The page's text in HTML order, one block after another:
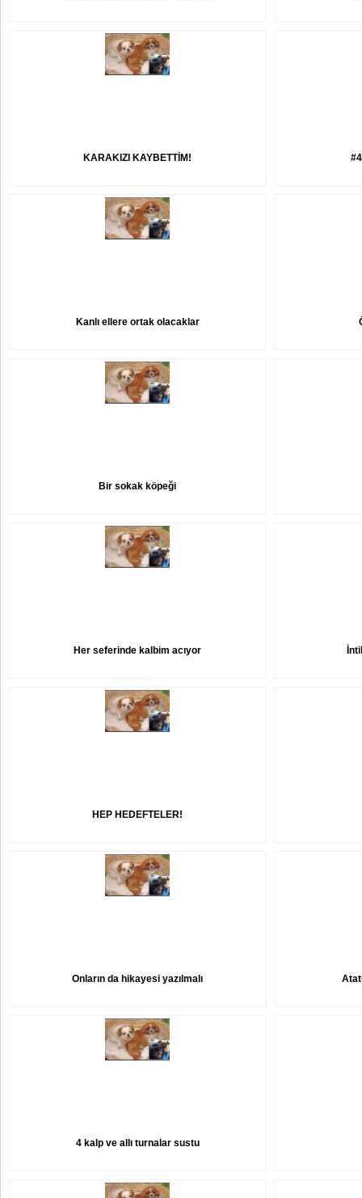
KARAKIZI KAYBETTİM!
Kanlı ellere ortak olacaklar
Bir sokak köpeği
Her seferinde kalbim acıyor
HEP HEDEFTELER!
Onların da hikayesi yazılmalı
4 kalp ve allı turnalar sustu